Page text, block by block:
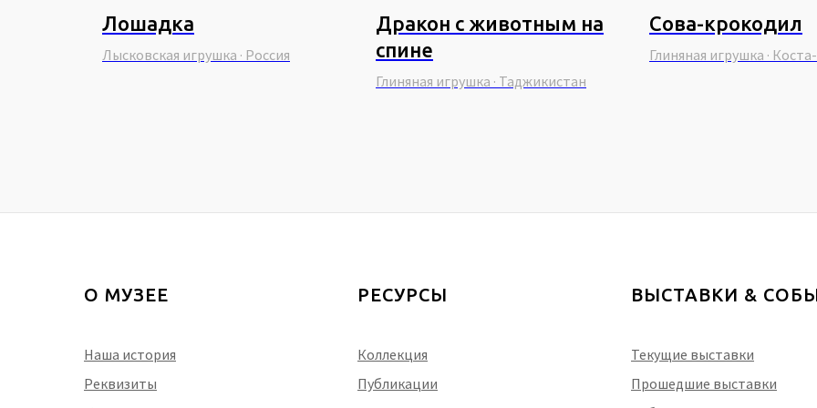
Лошадка
Лысковская игрушка · Россия
Дракон с животным на
спине
Глиняная игрушка · Таджикистан
Сова-крокодил
Глиняная игрушка ·
О МУЗЕЕ
Наша история
Реквизиты
РЕСУРСЫ
Коллекция
Публикации
ВЫСТАВКИ &
Текущие выставки
Прошедшие выставки